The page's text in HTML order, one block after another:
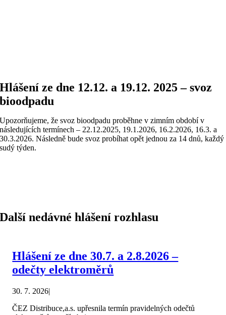
Hlášení ze dne 12.12. a 19.12. 2025 – svoz
bioodpadu
Upozorňujeme, že svoz bioodpadu proběhne v zimním období v
následujících termínech – 22.12.2025, 19.1.2026, 16.2.2026, 16.3. a
30.3.2026. Následně bude svoz probíhat opět jednou za 14 dnů, každý
sudý týden.
Další nedávné hlášení rozhlasu
Hlášení ze dne 30.7. a 2.8.2026 –
odečty elektroměrů
30. 7. 2026|
ČEZ Distribuce,a.s. upřesnila termín pravidelných odečtů